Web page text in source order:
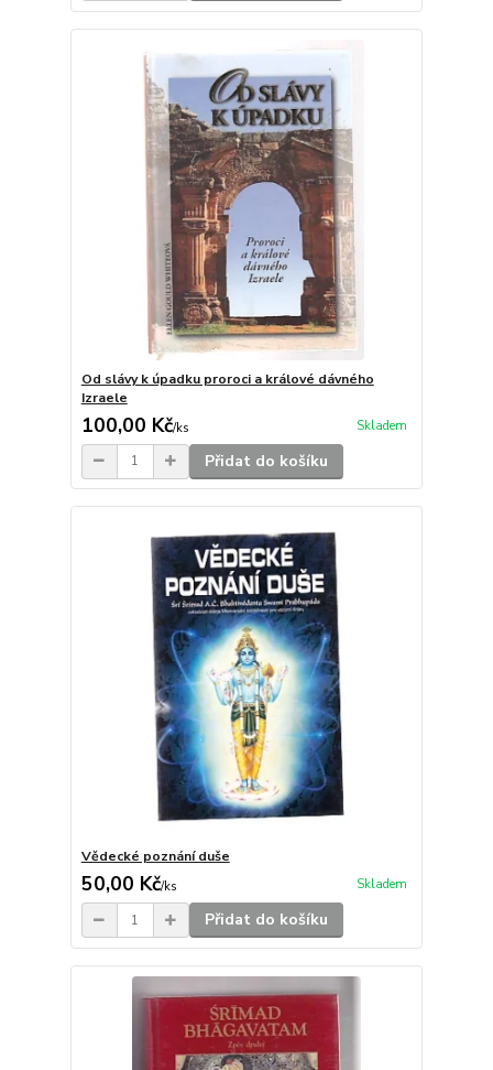
Od slávy k úpadku proroci a králové dávného
Izraele
100,00 Kč/ks Skladem
Přidat do košíku
Vědecké poznání duše
50,00 Kč/ks Skladem
Přidat do košíku